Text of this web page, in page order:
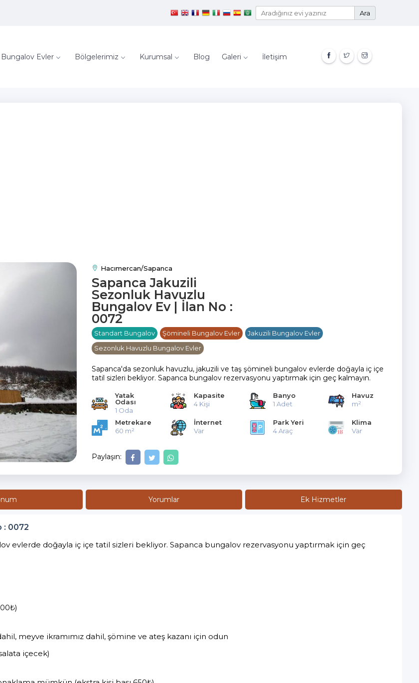
Ara
Bungalov Evler Bölgelerimiz Kurumsal Blog Galeri İletişim
Hacımercan/Sapanca
Sapanca Jakuzili
Sezonluk Havuzlu
Bungalov Ev | İlan No :
0072
Standart Bungalov Şömineli Bungalov Evler
Jakuzili Bungalov Evler
Sezonluk Havuzlu Bungalov Evler
Sapanca'da sezonluk havuzlu, jakuzili ve taş şömineli bungalov evlerde doğayla iç içe
tatil sizleri bekliyor. Sapanca bungalov rezervasyonu yaptırmak için geç kalmayın.
Yatak
Odası
1 Oda
Kapasite
4 Kişi
Banyo
1 Adet
Havuz
m²
Metrekare
60 m²
İnternet
Var
Park Yeri
4 Araç
Klima
Var
Paylaşın:
Yorumlar Ek Hizmetler
: 0072
evlerde doğayla iç içe tatil sizleri bekliyor. Sapanca bungalov rezervasyonu yaptırmak için geç
meyve ikramımız dahil, şömine ve ateş kazanı için odun
içecek)